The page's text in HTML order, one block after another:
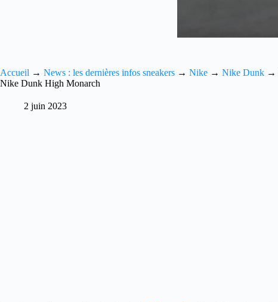
Accueil → News : les dernières infos sneakers → Nike → Nike Dunk →
Nike Dunk High Monarch
2 juin 2023